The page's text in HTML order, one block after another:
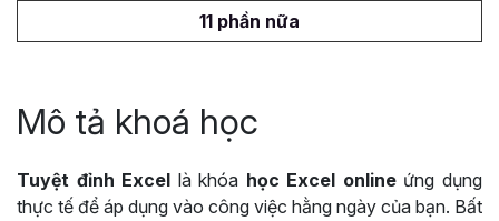
11 phần nữa
Mô tả khoá học
Tuyệt đỉnh Excel là khóa học Excel onlineứng dụng
thực tế để áp dụng vào công việc hằng ngày của bạn. Bất